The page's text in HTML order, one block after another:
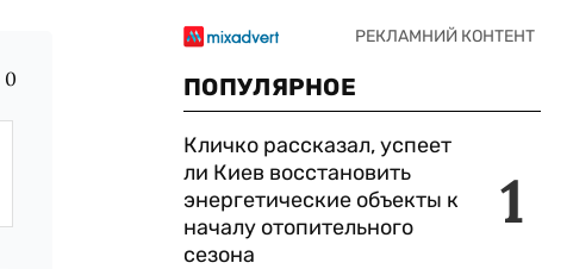
0 ПОПУЛЯРНОЕ
1
Кличко рассказал, успеет
ли Киев восстановить
энергетические объекты к
началу отопительного
сезона